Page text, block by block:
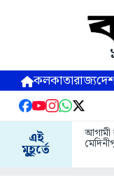
কলকাতারাজ্য
এই
মুহূর্তে
আগামী